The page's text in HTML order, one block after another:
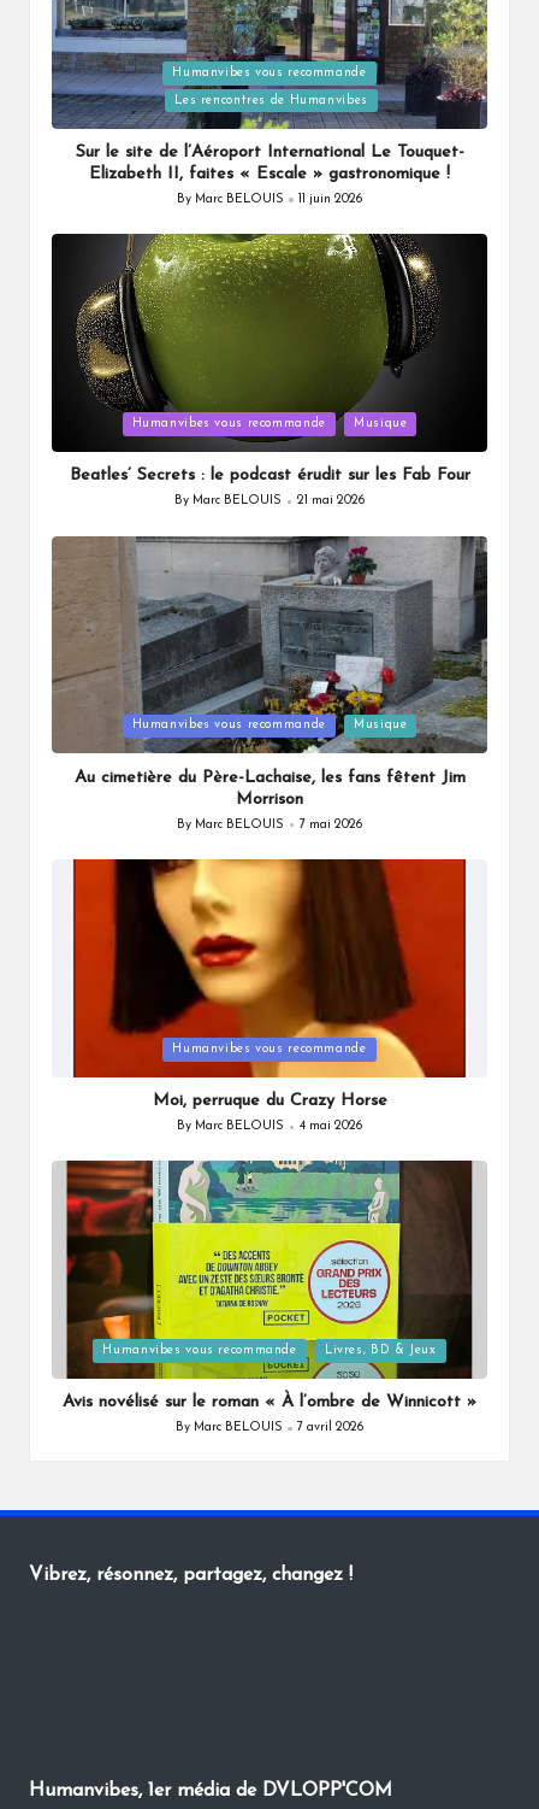
Posted
in
Humanvibes vous recommande
Les rencontres de Humanvibes
Sur le site de l’Aéroport International Le Touquet-
Elizabeth II, faites « Escale » gastronomique !
Posted
By Marc BELOUIS 11 juin 2026
in
Humanvibes vous recommande Musique
Beatles’ Secrets : le podcast érudit sur les Fab Four
Posted
By Marc BELOUIS 21 mai 2026
in
Humanvibes vous recommande Musique
Au cimetière du Père-Lachaise, les fans fêtent Jim
Morrison
Posted
By Marc BELOUIS 7 mai 2026
in
Humanvibes vous recommande
Moi, perruque du Crazy Horse
Posted
By Marc BELOUIS 4 mai 2026
Posted
in
Humanvibes vous recommande Livres, BD & Jeux
Avis novélisé sur le roman « À l’ombre de Winnicott »
Posted
By Marc BELOUIS 7 avril 2026
Vibrez, résonnez, partagez, changez !
Humanvibes, 1er média de DVLOPP'COM